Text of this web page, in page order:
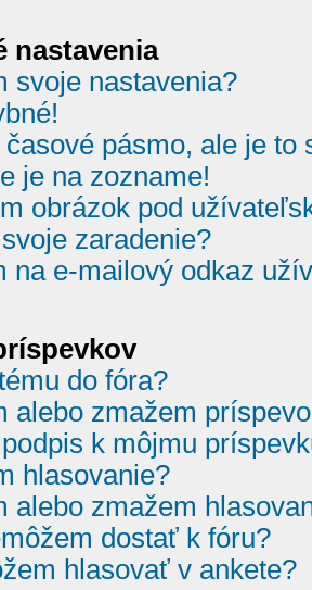
nastavenia
svoje nastavenia?
pásmo, ale je to
je na zozname!
obrázok pod
zaradenie?
na e-mailový odkaz
do fóra?
alebo zmažem
k môjmu
hlasovanie?
alebo zmažem
dostať k fóru?
hlasovať v ankete?